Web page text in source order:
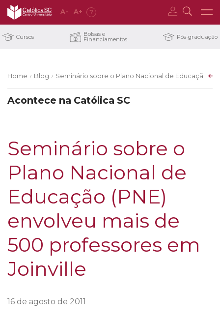
A- A+ ?
Cursos Bolsas e
Financiamentos Pós-graduação
Home / Blog / Seminário sobre o Plano Nacional de Educação
Acontece na Católica SC
Seminário sobre o
Plano Nacional de
Educação (PNE)
envolveu mais de
500 professores em
Joinville
16 de agosto de 2011